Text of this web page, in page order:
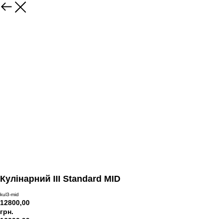
Кулінарний III Standard MID
kul3-mid
12800,00
грн.